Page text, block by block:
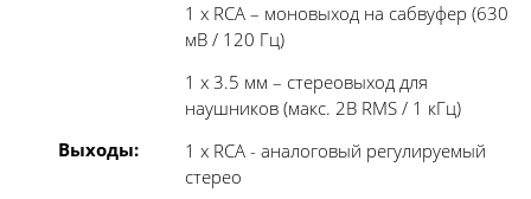
Выходы:
1 х RCA – моновыход на сабвуфер (630
мВ / 120 Гц)
1 х 3.5 мм – стереовыход для
наушников (макс. 2В RMS / 1 кГц)
1 x RCA - аналоговый регулируемый
стерео